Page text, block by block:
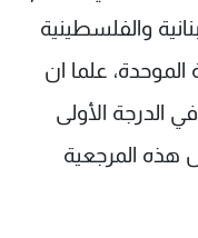
والفلسطينية
علما ان
الدرجة الأولى
هذه المرجعية